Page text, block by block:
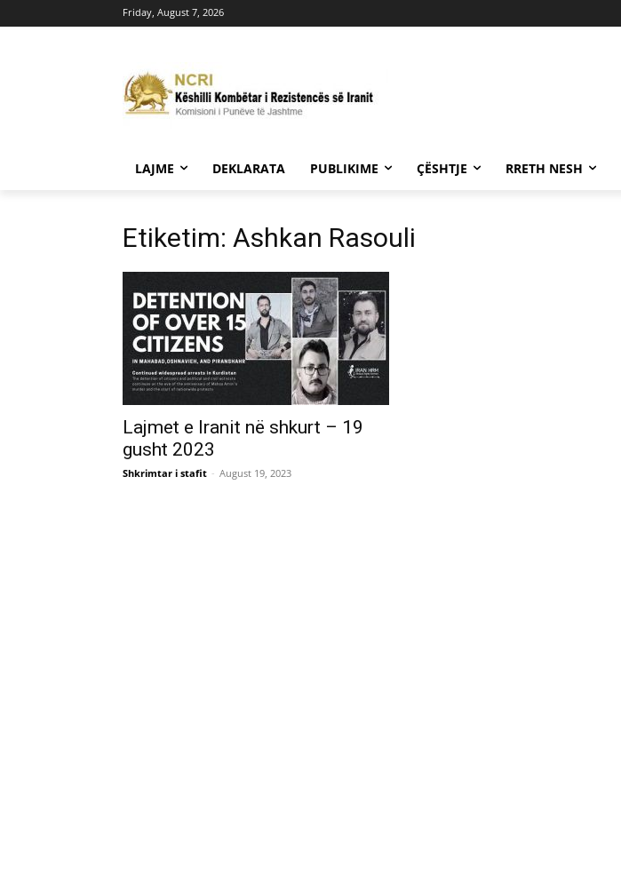
Friday, August 7, 2026
LAJME DEKLARATA PUBLIKIME ÇËSHTJE RRETH NESH
Etiketim: Ashkan Rasouli
Lajmet e Iranit në shkurt – 19
gusht 2023
Shkrimtar i stafit - August 19, 2023